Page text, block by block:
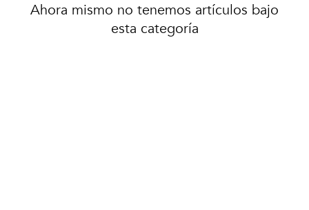
Ahora mismo no tenemos artículos bajo
esta categoría